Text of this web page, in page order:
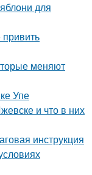
для
меняют
Упе
и что в них
инструкция